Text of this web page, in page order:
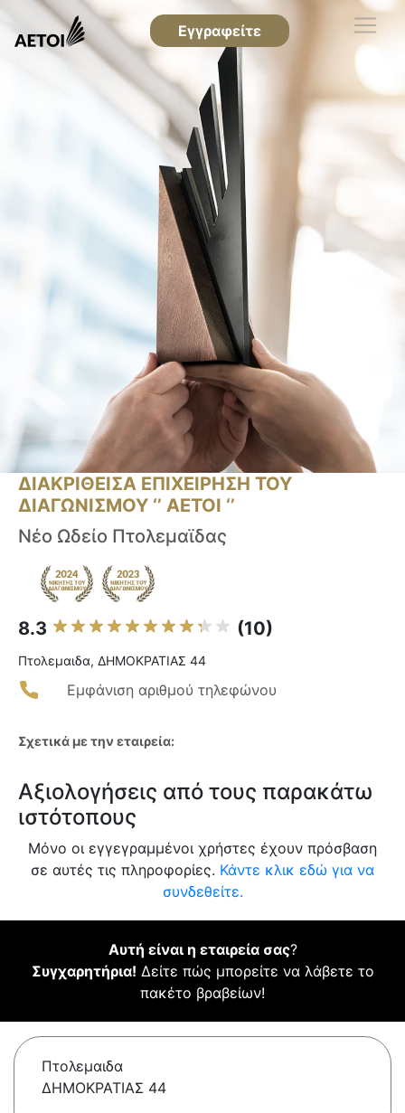
Εγγραφείτε
ΔΙΑΚΡΙΘΕΙΣΑ ΕΠΙΧΕΙΡΗΣΗ ΤΟΥ
ΔΙΑΓΩΝΙΣΜΟΥ ‘’ ΑΕΤΟΙ ‘’
Νέο Ωδείο Πτολεμαϊδας
8.3 (10)
Πτολεμαιδα, ΔΗΜΟΚΡΑΤΙΑΣ 44
Εμφάνιση αριθμού τηλεφώνου
Σχετικά με την εταιρεία:
Αξιολογήσεις από τους παρακάτω
ιστότοπους
Μόνο οι εγγεγραμμένοι χρήστες έχουν πρόσβαση
σε αυτές τις πληροφορίες. Κάντε κλικ εδώ για να
συνδεθείτε.
Αυτή είναι η εταιρεία σας?
Συγχαρητήρια! Δείτε πώς μπορείτε να λάβετε το
πακέτο βραβείων!
Πτολεμαιδα
ΔΗΜΟΚΡΑΤΙΑΣ 44